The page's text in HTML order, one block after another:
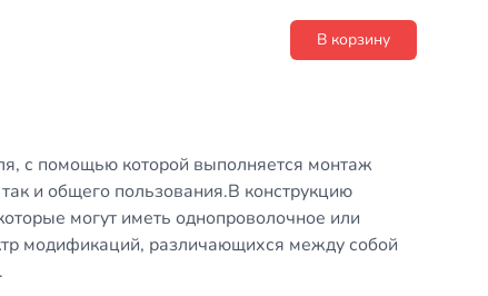
В корзину
с помощью которой выполняется монтаж
и общего пользования.В конструкцию
могут иметь однопроволочное или
модификаций, различающихся между собой